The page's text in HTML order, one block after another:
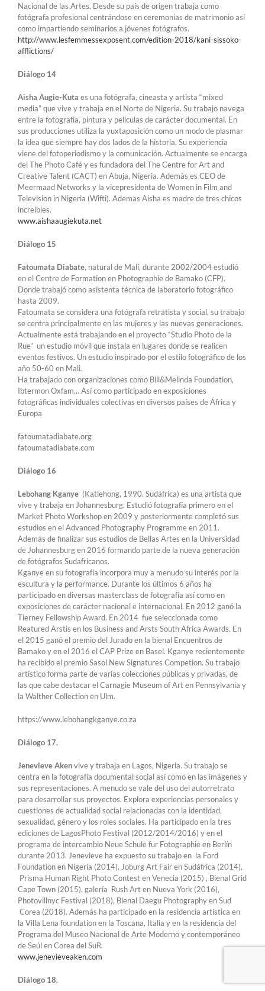
Nacional de las Artes. Desde su país de origen trabaja como
fotógrafa profesional centrándose en ceremonias de matrimonio así
como impartiendo seminarios a jóvenes fotógrafos.
http://www.lesfemmessexposent.com/edition-2018/kani-sissoko-
afflictions/
Diálogo 14
Aisha Augie-Kuta es una fotógrafa, cineasta y artista “mixed
media” que vive y trabaja en el Norte de Nigeria. Su trabajo navega
entre la fotografía, pintura y películas de carácter documental. En
sus producciones utiliza la yuxtaposición como un modo de plasmar
la idea que siempre hay dos lados de la historia. Su experiencia
viene del fotoperiodismo y la comunicación. Actualmente se encarga
del The Photo Café y es fundadora del The Centre for Art and
Creative Talent (CACT) en Abuja, Nigeria. Ademàs es CEO de
Meermaad Networks y la vicepresidenta de Women in Film and
Television in Nigeria (Wifti). Ademas Aisha es madre de tres chicos
increíbles.
www.aishaaugiekuta.net
Diálogo 15
Fatoumata Diabate, natural de Malí, durante 2002/2004 estudió
en el Centre de Formation en Photographie de Bamako (CFP).
Donde trabajó como asistenta técnica de laboratorio fotográfico
hasta 2009.
Fatoumata se considera una fotógrafa retratista y social, su trabajo
se centra principalmente en las mujeres y las nuevas generaciones.
Actualmente está trabajando en el proyecto “Studio Photo de la
Rue” un estudio móvil que instala en lugares donde se realicen
eventos festivos. Un estudio inspirado por el estilo fotográfico de los
año 50-60 en Mali.
Ha trabajado con organizaciones como Bill&Melinda Foundation,
Ibtermon Oxfam,.. Así como participado en exposiciones
fotográficas individuales colectivas en diversos países de África y
Europa
fatoumatadiabate.org
fatoumatadiabate.com
Diálogo 16
Lebohang Kganye (Katlehong, 1990. Sudáfrica) es una artista que
vive y trabaja en Johannesburg. Estudió fotografía primero en el
Market Photo Workshop en 2009 y posteriormente completó sus
estudios en el Advanced Photography Programme en 2011.
Además de finalizar sus estudios de Bellas Artes en la Universidad
de Johannesburg en 2016 formando parte de la nueva generación
de fotógrafos Sudafricanos.
Kganye en su fotografía incorpora muy a menudo su interés por la
escultura y la performance. Durante los últimos 6 años ha
participado en diversas masterclass de fotografía así como en
exposiciones de carácter nacional e internacional. En 2012 ganó la
Tierney Fellowship Award. En 2014 fue seleccionada como
Reatured Arstis en los Business and Arsts South Africa Awards. En
el 2015 ganó el premio del Jurado en la bienal Encuentros de
Bamako y en el 2016 el CAP Prize en Basel. Kganye recientemente
ha recibido el premio Sasol New Signatures Competion. Su trabajo
artístico forma parte de varias colecciones públicas y privadas, de
las que cabe destacar el Carnagie Museum of Art en Pennsylvania y
la Walther Collection en Ulm.
https://www.lebohangkganye.co.za
Diálogo 17.
Jenevieve Akenvive y trabaja en Lagos, Nigeria. Su trabajo se
centra en la fotografía documental social así como en las imágenes y
sus representaciones. A menudo se vale del uso del autorretrato
para desarrollar sus proyectos. Explora experiencias personales y
cuestiones de actualidad social relacionadas con la identidad,
sexualidad, género y los roles sociales. Ha participado en la tres
ediciones de LagosPhoto Festival (2012/2014/2016) y en el
programa de intercambio Neue Schule fur Fotographie en Berlín
durante 2013. Jenevieve ha expuesto su trabajo en la Ford
Foundation en Nigeria (2014), Joburg Art Fair en Sudáfrica (2014),
Prisma Human Right Photo Contest en Venecia (2015) , Bienal Grid
Cape Town (2015), galería Rush Art en Nueva York (2016),
Photovillnyc Festival (2018), Bienal Daegu Photography en Sud
Corea (2018). Además ha participado en la residencia artística en
la Villa Lena foundation en la Toscana, Italia y en la residencia del
Programa del Museo Nacional de Arte Moderno y contemporáneo
de Seúl en Corea del SuR.
www.jenevieveaken.com
Diálogo 18.